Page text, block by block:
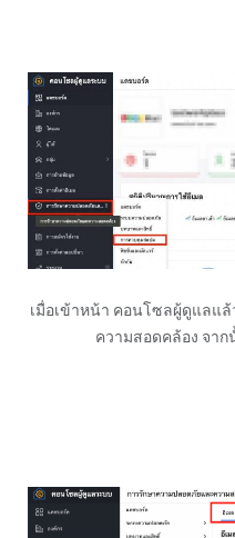
เมื่อเข้าหน้า คอนโซลผู้ดูแลแ
ความสอดคล้อง จา